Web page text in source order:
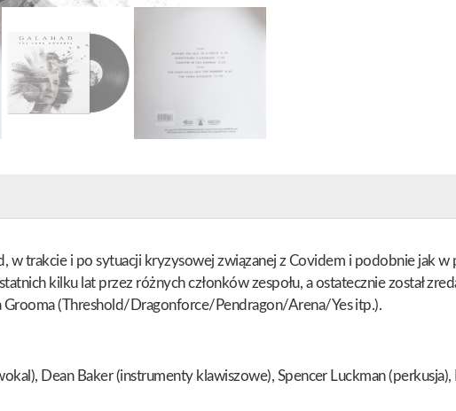
w trakcie i po sytuacji kryzysowej związanej z Covidem i podobnie jak
kilku lat przez różnych członków zespołu, a ostatecznie został
(Threshold/Dragonforce/Pendragon/Arena/Yes itp.).
Dean Baker (instrumenty klawiszowe), Spencer Luckman